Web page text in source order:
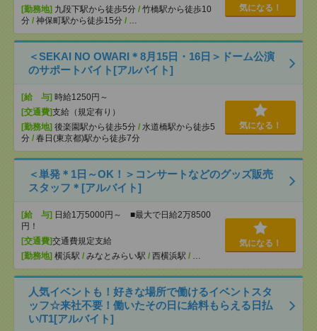
[勤務地] 九段下駅から徒歩5分 / 竹橋駅から徒歩10
分 / 神保町駅から徒歩15分 / …
気になる！
＜SEKAI NO OWARI＊8月15日・16日＞ドーム公演
のサポートバイト[アルバイト]
[給 与] 時給1250円～
[交通費]支給（規定有り）
[勤務地] 後楽園駅から徒歩5分 / 水道橋駅から徒歩5
分 / 春日(東京都)駅から徒歩7分
気になる！
＜単発＊1日～OK！＞コンサートなどのグッズ販売
スタッフ＊[アルバイト]
[給 与] 日給1万5000円～ ■最大で日給2万8500
円！
[交通費]交通費規定支給
[勤務地] 横浜駅 / みなとみらい駅 / 西横浜駅 / …
気になる！
人気イベントも！好きな場所で働けるイベントスタ
ッフ☆来社不要！働いたその日に給料もらえる日払
い/T1[アルバイト]